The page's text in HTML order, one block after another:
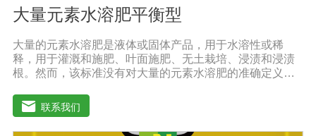
大量元素水溶肥平衡型
大量的元素水溶肥是液体或固体产品，用于水溶性或稀
释，用于灌溉和施肥、叶面施肥、无土栽培、浸渍和浸渍
根。然而，该标准没有对大量的元素水溶肥的准确定义。
合肥料。大量的元素水溶肥的特点是作物喷洒后通过树枝
和树叶迅速渗透到体内，提高作物运输营养物质的能力，
增加果叶营养物质，增强细胞活力和代谢能力。1.促进发
联系我们